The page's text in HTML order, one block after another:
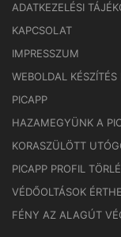
ADATKEZELÉSI
KAPCSOLAT
IMPRESSZUM
WEBOLDAL
PICAPP
HAZAMEGYÜNK A
KORASZÜLÖTT
PICAPP PROFIL
VÉDŐOLTÁSOK
FÉNY AZ ALAGÚT